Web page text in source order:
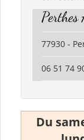
77930 -
06 51 74
Du